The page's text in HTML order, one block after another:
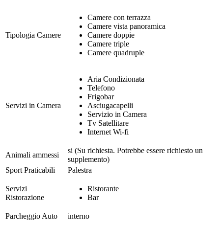
Tipologia Camere
Camere con terrazza
Camere vista panoramica
Camere doppie
Camere triple
Camere quadruple
Servizi in Camera
Aria Condizionata
Telefono
Frigobar
Asciugacapelli
Servizio in Camera
Tv Satellitare
Internet Wi-fi
Animali ammessi
si (Su richiesta. Potrebbe essere richiesto un
supplemento)
Sport Praticabili
Palestra
Servizi
Ristorazione
Ristorante
Bar
Parcheggio Auto interno